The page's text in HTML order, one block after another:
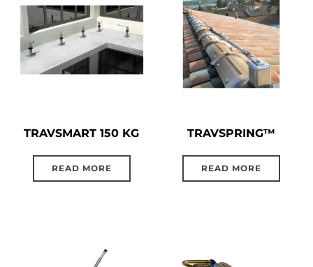
TRAVSMART 150 KG
READ MORE
TRAVSPRING™
READ MORE